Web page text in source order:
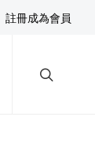
註冊成為會員